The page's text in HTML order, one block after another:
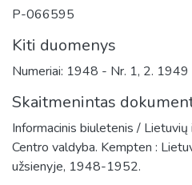
P-066595
Kiti duomenys
Numeriai: 1948 - Nr. 1, 2. 1949
Skaitmenintas
Informacinis biuletenis / Lietuvių
Centro valdyba. Kempten :
užsienyje, 1948-1952.